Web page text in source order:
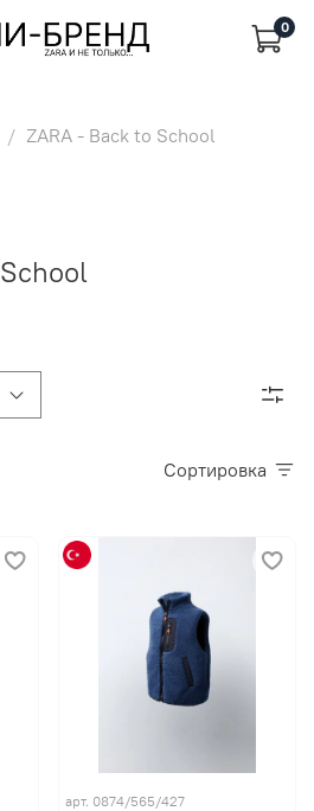
0
ZARA - Back to School
Сортировка
арт. 0874/565/427